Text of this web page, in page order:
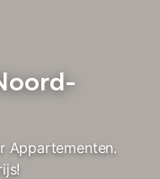
Appartementen.